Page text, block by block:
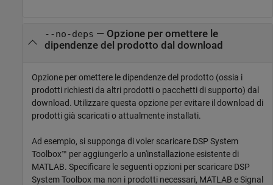
--no-deps — Opzione per omettere le
dipendenze del prodotto dal download
Opzione per omettere le dipendenze del prodotto (ossia i
prodotti richiesti da altri prodotti o pacchetti di supporto) dal
download. Utilizzare questa opzione per evitare il download di
prodotti già scaricati o attualmente installati.
Ad esempio, si supponga di voler scaricare DSP System
Toolbox™ per aggiungerlo a un'installazione esistente di
MATLAB. Specificare le seguenti opzioni per scaricare DSP
System Toolbox ma non i prodotti necessari, MATLAB e Signal